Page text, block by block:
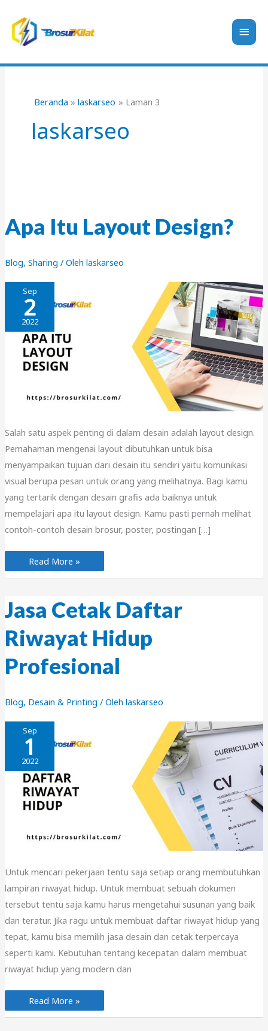
konten
Beranda laskarseo Laman 3
laskarseo
Apa Itu Layout Design?
Blog, Sharing / Oleh laskarseo
Sep
2
2022
Salah satu aspek penting di dalam desain adalah layout design.
Pemahaman mengenai layout dibutuhkan untuk bisa
menyampaikan tujuan dari desain itu sendiri yaitu komunikasi
visual berupa pesan untuk orang yang melihatnya. Bagi kamu
yang tertarik dengan desain grafis ada baiknya untuk
mempelajari apa itu layout design. Kamu pasti pernah melihat
contoh-contoh desain brosur, poster, postingan […]
Apa
Itu
Layout
Read More »
Jasa Cetak Daftar
Riwayat Hidup
Profesional
Blog, Desain & Printing / Oleh laskarseo
Sep
1
2022
Untuk mencari pekerjaan tentu saja setiap orang membutuhkan
lampiran riwayat hidup. Untuk membuat sebuah dokumen
tersebut tentu saja kamu harus mengetahui susunan yang baik
dan teratur. Jika ragu untuk membuat daftar riwayat hidup yang
tepat, kamu bisa memilih jasa desain dan cetak terpercaya
seperti kami. Kebutuhan tentang kecepatan dalam membuat
riwayat hidup yang modern dan
Jasa
Cetak
Daftar
Read More »